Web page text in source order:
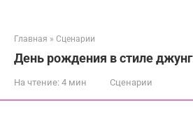
Главная » Сценарии
День рождения в стиле
На чтение: 4 мин Сценарии